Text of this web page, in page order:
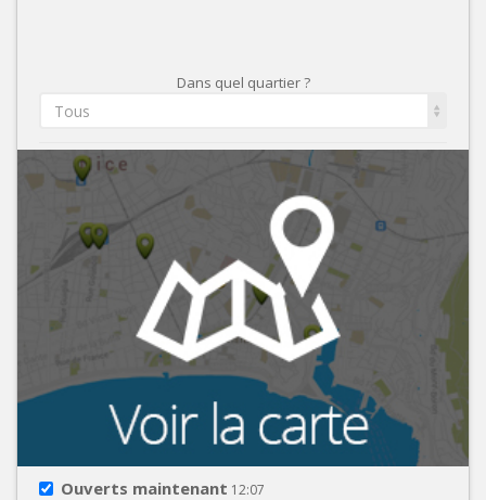
Dans quel quartier ?
Tous
Ouverts maintenant 12:07